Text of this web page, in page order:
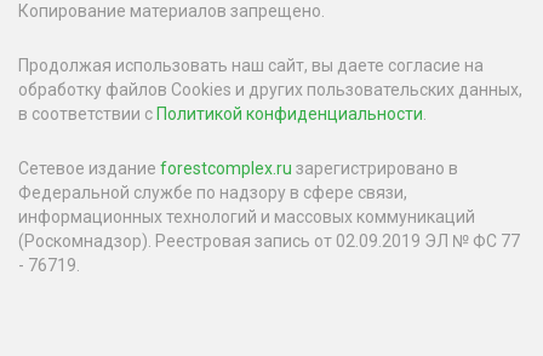
Копирование материалов запрещено.
Продолжая использовать наш сайт, вы даете согласие на
обработку файлов Cookies и других пользовательских данных,
в соответствии с Политикой конфиденциальности.
Сетевое издание forestcomplex.ru зарегистрировано в
Федеральной службе по надзору в сфере связи,
информационных технологий и массовых коммуникаций
(Роскомнадзор). Реестровая запись от 02.09.2019 ЭЛ № ФС 77
- 76719.